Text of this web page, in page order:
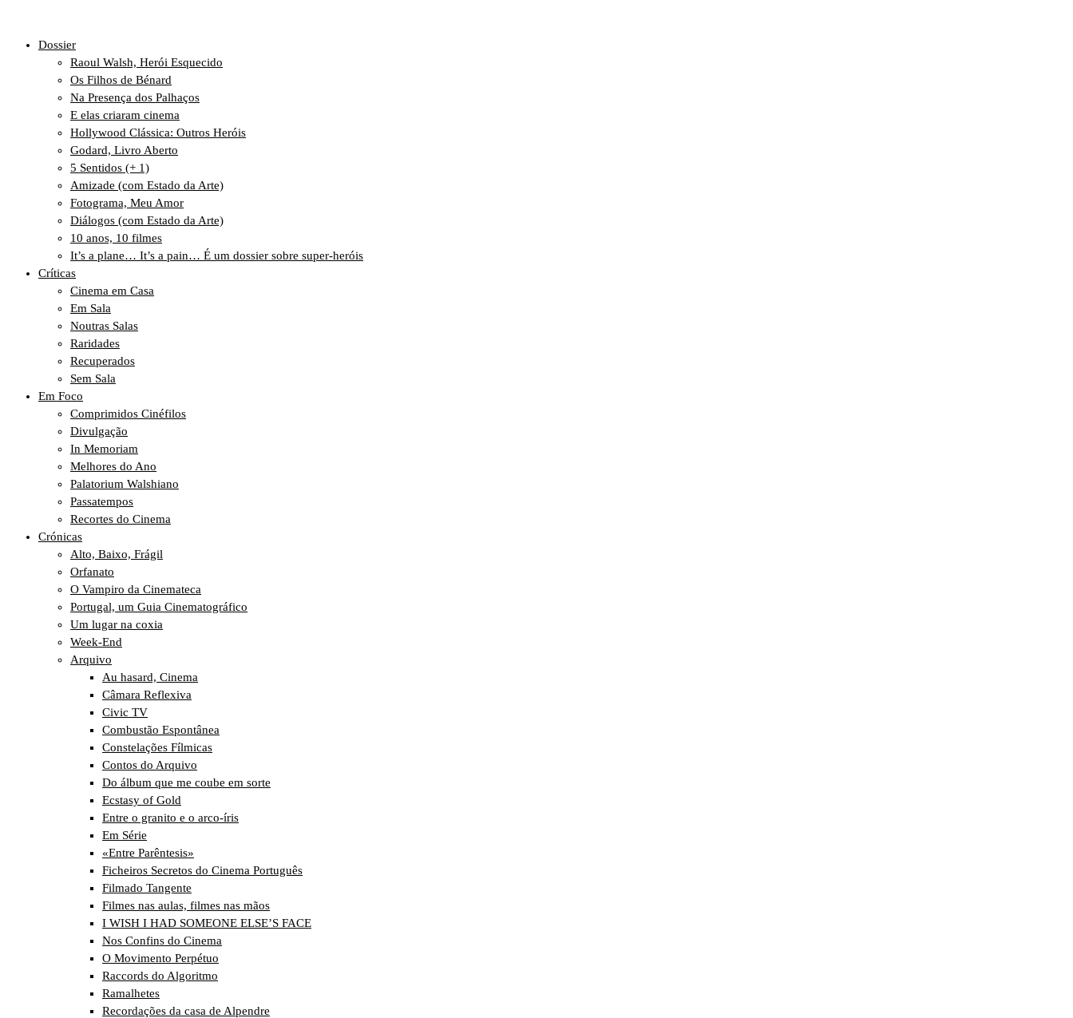
Dossier
Raoul Walsh, Herói Esquecido
Os Filhos de Bénard
Na Presença dos Palhaços
E elas criaram cinema
Hollywood Clássica: Outros Heróis
Godard, Livro Aberto
5 Sentidos (+ 1)
Amizade (com Estado da Arte)
Fotograma, Meu Amor
Diálogos (com Estado da Arte)
10 anos, 10 filmes
It’s a plane… It’s a pain… É um dossier sobre super-heróis
Críticas
Cinema em Casa
Em Sala
Noutras Salas
Raridades
Recuperados
Sem Sala
Em Foco
Comprimidos Cinéfilos
Divulgação
In Memoriam
Melhores do Ano
Palatorium Walshiano
Passatempos
Recortes do Cinema
Crónicas
Alto, Baixo, Frágil
Orfanato
O Vampiro da Cinemateca
Portugal, um Guia Cinematográfico
Um lugar na coxia
Week-End
Arquivo
Au hasard, Cinema
Câmara Reflexiva
Civic TV
Combustão Espontânea
Constelações Fílmicas
Contos do Arquivo
Do álbum que me coube em sorte
Ecstasy of Gold
Entre o granito e o arco-íris
Em Série
«Entre Parêntesis»
Ficheiros Secretos do Cinema Português
Filmado Tangente
Filmes nas aulas, filmes nas mãos
I WISH I HAD SOMEONE ELSE’S FACE
Nos Confins do Cinema
O Movimento Perpétuo
Raccords do Algoritmo
Ramalhetes
Recordações da casa de Alpendre